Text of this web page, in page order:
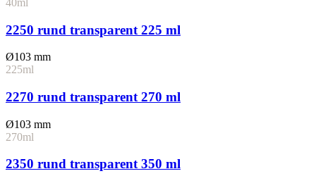
2250 rund transparent 225 ml
Ø103 mm
225ml
2270 rund transparent 270 ml
Ø103 mm
270ml
2350 rund transparent 350 ml